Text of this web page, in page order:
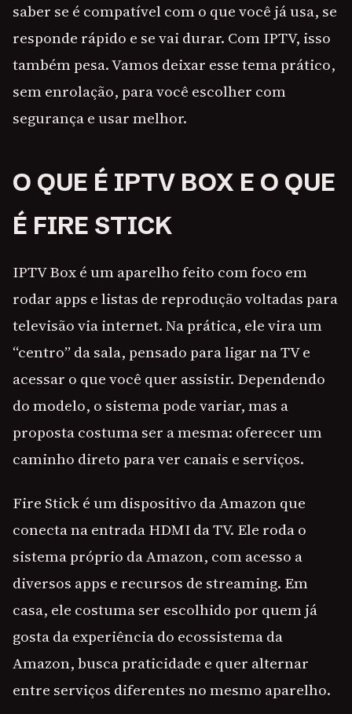
saber se é compatível com o que você já usa, se
responde rápido e se vai durar. Com IPTV, isso
também pesa. Vamos deixar esse tema prático,
sem enrolação, para você escolher com
segurança e usar melhor.
O QUE É IPTV BOX E O QUE
É FIRE STICK
IPTV Box é um aparelho feito com foco em
rodar apps e listas de reprodução voltadas para
televisão via internet. Na prática, ele vira um
“centro” da sala, pensado para ligar na TV e
acessar o que você quer assistir. Dependendo
do modelo, o sistema pode variar, mas a
proposta costuma ser a mesma: oferecer um
caminho direto para ver canais e serviços.
Fire Stick é um dispositivo da Amazon que
conecta na entrada HDMI da TV. Ele roda o
sistema próprio da Amazon, com acesso a
diversos apps e recursos de streaming. Em
casa, ele costuma ser escolhido por quem já
gosta da experiência do ecossistema da
Amazon, busca praticidade e quer alternar
entre serviços diferentes no mesmo aparelho.